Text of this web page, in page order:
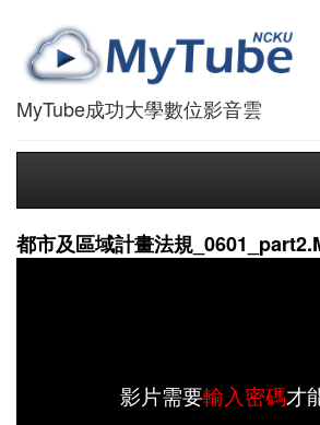
MyTube成功大學數位影音雲
都市及區域計畫法規
影片需要輸入密碼才